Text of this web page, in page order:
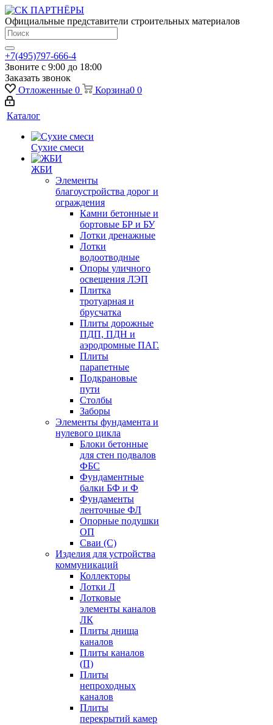
Официальные представители строительных материалов
+7(495)797-666-4
Звоните с 9:00 до 18:00
Заказать звонок
Отложенные 0 Корзина0 0
Каталог
Сухие смеси
ЖБИ
Элементы
благоустройства дорог и
ограждения
Камни бетонные и
бортовые БР и БУ
Лотки дренажные
Лотки
водоотводные
Опоры уличного
освещения ЛЭП
Плитка
тротуарная и
брусчатка
Плиты дорожные
ПДП, ПДН и
аэродромные ПАГ.
Плиты
парапетные
Подкрановые
пути
Столбы
Заборы
Элементы фундамента и
нулевого цикла
Блоки бетонные
для стен подвалов
ФБС
Фундаментные
балки БФ и Ф
Фундаменты
ленточные ФЛ
Опорные подушки
ОП
Сваи (С)
Изделия для устройства
коммуникаций
Коллекторы
Лотки Л
Лотковые
элементы каналов
ЛК
Плиты днища
каналов
Плиты каналов
(П)
Плиты
непроходных
каналов
Плиты
перекрытий камер